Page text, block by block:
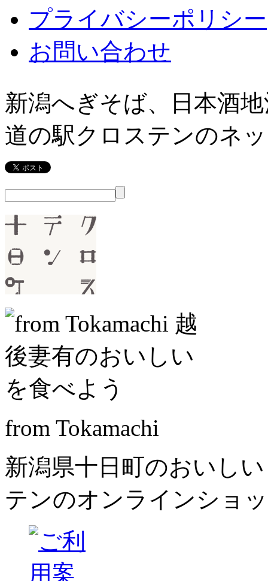
プライバシーポリシー
お問い合わせ
新潟へぎそば、日本酒
道の駅クロステンのネ
from Tokamachi
新潟県十日町のおいし
テンのオンラインショ